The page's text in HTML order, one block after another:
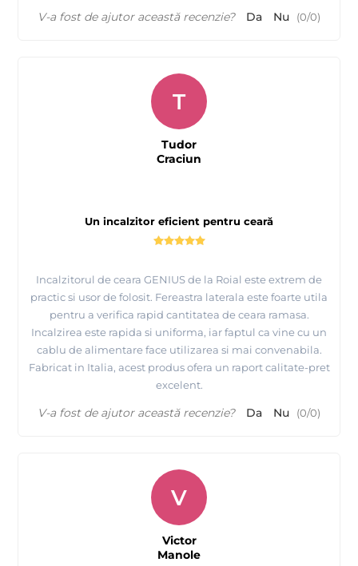
V-a fost de ajutor această recenzie? Da Nu (0/0)
Un incalzitor eficient pentru ceară
Incalzitorul de ceara GENIUS de la Roial este extrem de
practic si usor de folosit. Fereastra laterala este foarte utila
pentru a verifica rapid cantitatea de ceara ramasa.
Incalzirea este rapida si uniforma, iar faptul ca vine cu un
cablu de alimentare face utilizarea si mai convenabila.
Fabricat in Italia, acest produs ofera un raport calitate-pret
excelent.
T
Tudor
Craciun
V-a fost de ajutor această recenzie? Da Nu (0/0)
V
Victor
Manole